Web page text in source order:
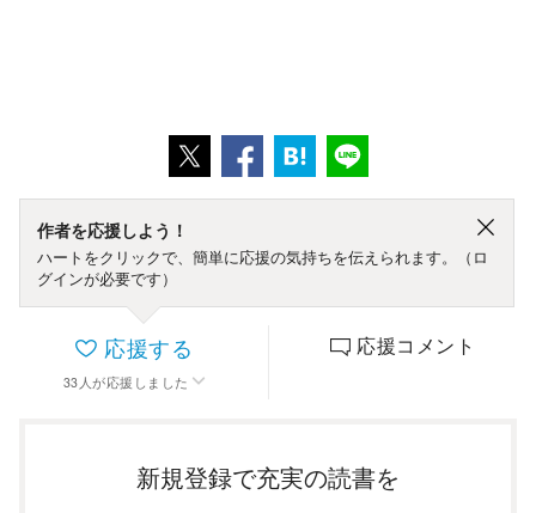
作者を応援しよう！
ハートをクリックで、簡単に応援の気持ちを伝えられます。（ロ
グインが必要です）
応援する
33 人 が応援しました
応援コメント
新規登録で充実の読書を